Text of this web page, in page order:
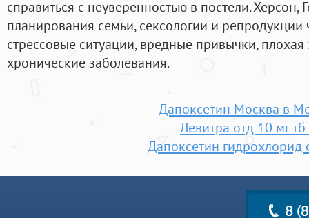
справиться с неуверенностью в постели. Херсон,
планирования семьи, сексологии и
стрессовые ситуации, вредные привычки,
хронические заболевания.
Дапоксетин Москва в
Левитра отд 10 мг
Дапоксетин гидрохлорид